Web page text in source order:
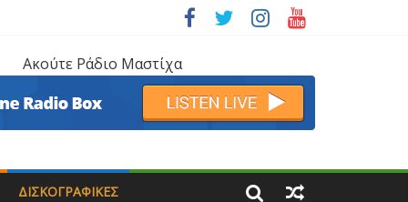
Ακούτε Ράδιο Μαστίχα
ΔΙΣΚΟΓΡΑΦΙΚΈΣ